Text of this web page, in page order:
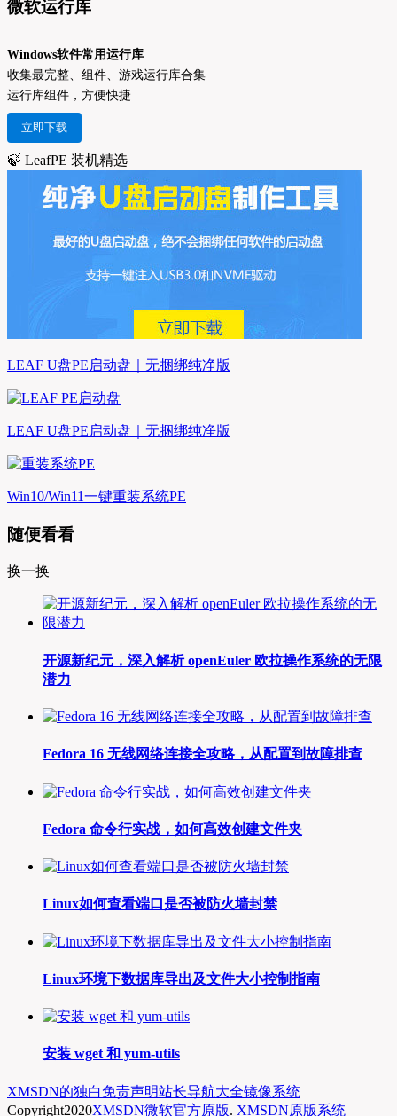
微软运行库
Windows软件常用运行库
收集最完整、组件、游戏运行库合集
运行库组件，方便快捷
立即下载
🍃 LeafPE 装机精选
LEAF U盘PE启动盘｜无捆绑纯净版
LEAF U盘PE启动盘｜无捆绑纯净版
Win10/Win11一键重装系统PE
随便看看
换一换
开源新纪元，深入解析 openEuler 欧拉操作系统的无限
潜力
Fedora 16 无线网络连接全攻略，从配置到故障排查
Fedora 命令行实战，如何高效创建文件夹
Linux如何查看端口是否被防火墙封禁
Linux环境下数据库导出及文件大小控制指南
安装 wget 和 yum-utils
XMSDN的独白免责声明站长导航大全镜像系统
Copyright2020XMSDN微软官方原版. XMSDN原版系统